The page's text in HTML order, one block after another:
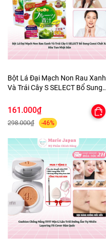
Bột Lá Đại Mạch Non Rau Xanh
Và Trái Cây S SELECT Bổ Sung
Bản
161.000₫
298.000₫ -46%